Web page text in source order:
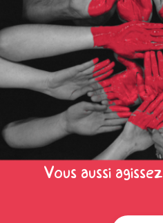
Vous aussi